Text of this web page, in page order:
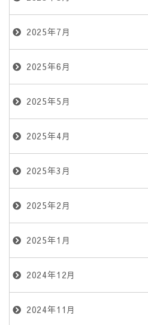
2025年7月
2025年6月
2025年5月
2025年4月
2025年3月
2025年2月
2025年1月
2024年12月
2024年11月